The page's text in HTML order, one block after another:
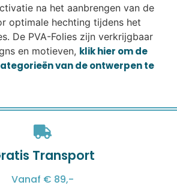
na het aanbrengen van de
optimale hechting tijdens het
De PVA-Folies zijn verkrijgbaar
en motieven, klik hier om de
van de ontwerpen te
Transport
Vanaf € 89,-